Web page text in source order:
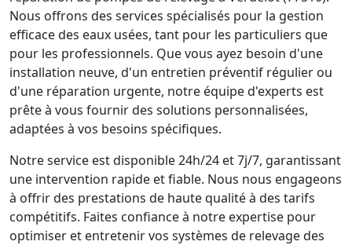
Nous offrons des services spécialisés pour la gestion
efficace des eaux usées, tant pour les particuliers que
pour les professionnels. Que vous ayez besoin d'une
installation neuve, d'un entretien préventif régulier ou
d'une réparation urgente, notre équipe d'experts est
prête à vous fournir des solutions personnalisées,
adaptées à vos besoins spécifiques.
Notre service est disponible 24h/24 et 7j/7, garantissant
une intervention rapide et fiable. Nous nous engageons
à offrir des prestations de haute qualité à des tarifs
compétitifs. Faites confiance à notre expertise pour
optimiser et entretenir vos systèmes de relevage des